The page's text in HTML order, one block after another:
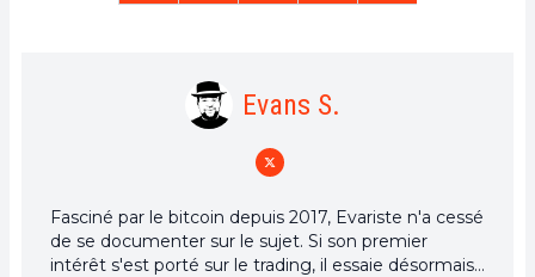
Evans S.
Fasciné par le bitcoin depuis 2017, Evariste n'a cessé
de se documenter sur le sujet. Si son premier
intérêt s'est porté sur le trading, il essaie désormais